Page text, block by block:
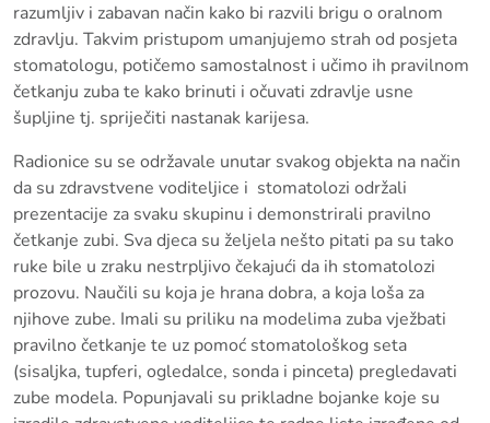
razumljiv i zabavan način kako bi razvili brigu o oralnom
zdravlju. Takvim pristupom umanjujemo strah od posjeta
stomatologu, potičemo samostalnost i učimo ih pravilnom
četkanju zuba te kako brinuti i očuvati zdravlje usne
šupljine tj. spriječiti nastanak karijesa.
Radionice su se održavale unutar svakog objekta na način
da su zdravstvene voditeljice i stomatolozi održali
prezentacije za svaku skupinu i demonstrirali pravilno
četkanje zubi. Sva djeca su željela nešto pitati pa su tako
ruke bile u zraku nestrpljivo čekajući da ih stomatolozi
prozovu. Naučili su koja je hrana dobra, a koja loša za
njihove zube. Imali su priliku na modelima zuba vježbati
pravilno četkanje te uz pomoć stomatološkog seta
(sisaljka, tupferi, ogledalce, sonda i pinceta) pregledavati
zube modela. Popunjavali su prikladne bojanke koje su